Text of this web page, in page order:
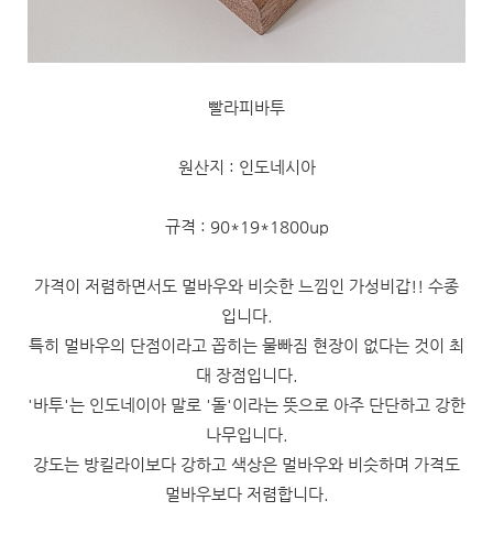
빨라피바투
원산지 : 인도네시아
규격 : 90*19*1800up
가격이 저렴하면서도 멀바우와 비슷한 느낌인 가성비갑!! 수종
입니다.
특히 멀바우의 단점이라고 꼽히는 물빠짐 현장이 없다는 것이 최
대 장점입니다.
'바투'는 인도네이아 말로 '돌'이라는 뜻으로 아주 단단하고 강한
나무입니다.
강도는 방킬라이보다 강하고 색상은 멀바우와 비슷하며 가격도
멀바우보다 저렴합니다.